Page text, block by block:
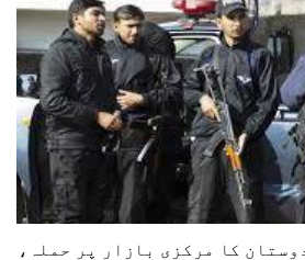
کا مرکزی بازار پر حملہ،